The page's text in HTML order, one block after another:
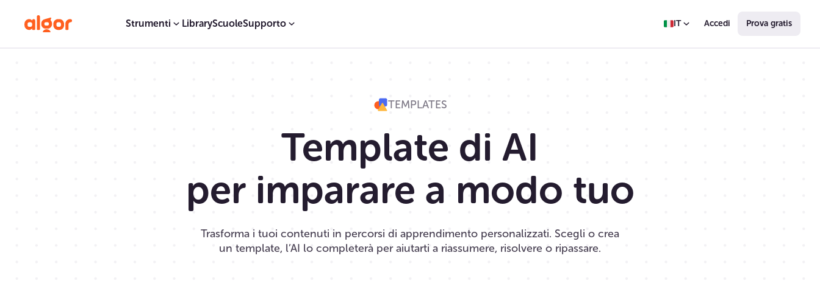
Strumenti LibraryScuoleSupporto IT Accedi Prova gratis
TEMPLATES
Template di AI
per imparare a modo tuo
Trasforma i tuoi contenuti in percorsi di apprendimento personalizzati. Scegli o crea
un template, l’AI lo completerà per aiutarti a riassumere, risolvere o ripassare.